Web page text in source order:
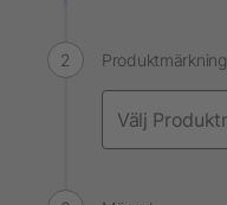
Produktmärkning